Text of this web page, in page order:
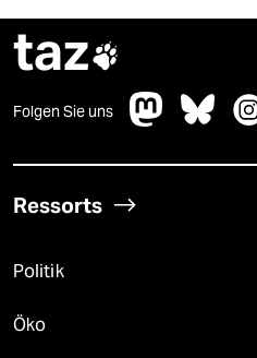
taz
Folgen Sie uns
Ressorts
Politik
Öko